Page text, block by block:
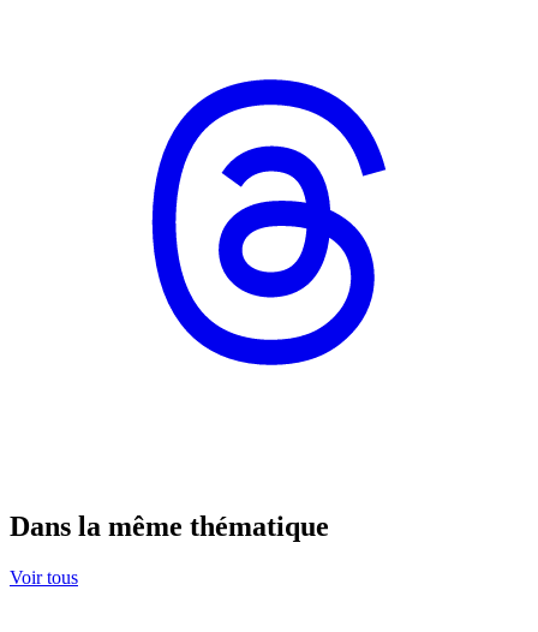
Dans la même thématique
Voir tous